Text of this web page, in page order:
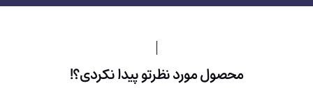
محصول مورد نظرتو پیدا نکردی؟!